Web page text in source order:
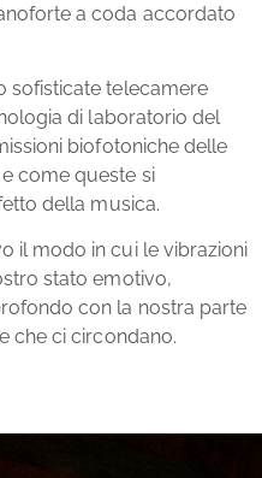
a coda accordato
sofisticate telecamere
di laboratorio del
biofotoniche delle
come queste si
della musica.
il modo in cui le vibrazioni
stato emotivo,
con la nostra parte
che ci circondano.